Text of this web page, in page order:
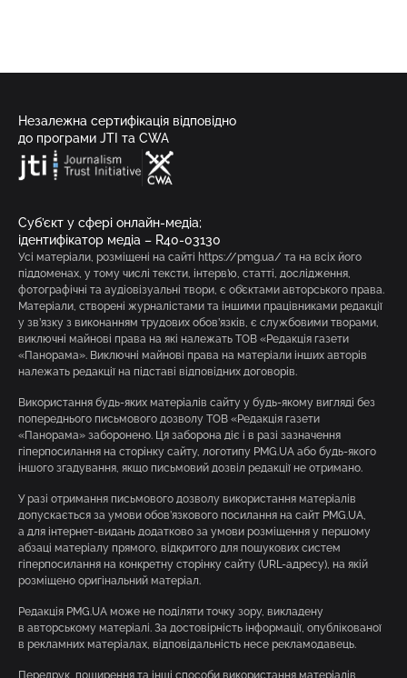
Незалежна сертифікація відповідно
до програми JTI та CWA
Суб’єкт у сфері онлайн-медіа;
ідентифікатор медіа – R40-03130
Усі матеріали, розміщені на сайті https://pmg.ua/ та на всіх його
піддоменах, у тому числі тексти, інтерв’ю, статті, дослідження,
фотографічні та аудіовізуальні твори, є об’єктами авторського права.
Матеріали, створені журналістами та іншими працівниками редакції
у зв’язку з виконанням трудових обов’язків, є службовими творами,
виключні майнові права на які належать ТОВ «Редакція газети
«Панорама». Виключні майнові права на матеріали інших авторів
належать редакції на підставі відповідних договорів.
Використання будь-яких матеріалів сайту у будь-якому вигляді без
попереднього письмового дозволу ТОВ «Редакція газети
«Панорама» заборонено. Ця заборона діє і в разі зазначення
гіперпосилання на сторінку сайту, логотипу PMG.UA або будь-якого
іншого згадування, якщо письмовий дозвіл редакції не отримано.
У разі отримання письмового дозволу використання матеріалів
допускається за умови обов’язкового посилання на сайт PMG.UA,
а для інтернет-видань додатково за умови розміщення у першому
абзаці матеріалу прямого, відкритого для пошукових систем
гіперпосилання на конкретну сторінку сайту (URL-адресу), на якій
розміщено оригінальний матеріал.
Редакція PMG.UA може не поділяти точку зору, викладену
в авторському матеріалі. За достовірність інформації, опублікованої
в рекламних матеріалах, відповідальність несе рекламодавець.
Передрук, поширення та інші способи використання матеріалів